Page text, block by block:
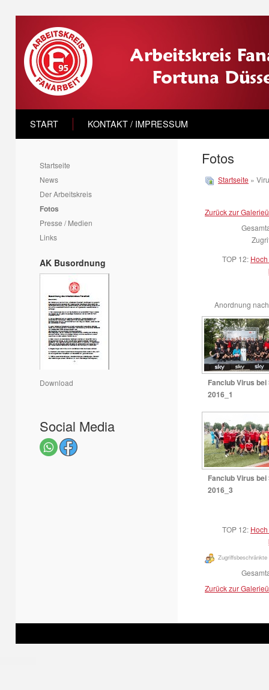
START KONTAKT / IMPRESSUM
Startseite
News
Der Arbeitskreis
Fotos
Presse / Medien
Links
AK Busordnung
Download
Social Media
Fotos
Startseite »
Zurück zur
TOP 12:
Anordnung
Fanclub Virus bei
2016_1
Fanclub Virus bei
2016_3
TOP 12:
Zugriffsbeschränkte
Zurück zur